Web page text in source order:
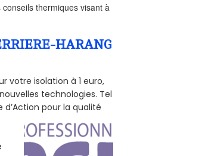
thermiques visant à
HARANG
votre isolation à 1 euro,
technologies. Tel
d’Action pour la qualité